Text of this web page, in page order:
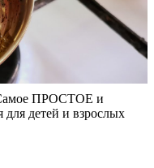
ПРОСТОЕ и
детей и взрослых